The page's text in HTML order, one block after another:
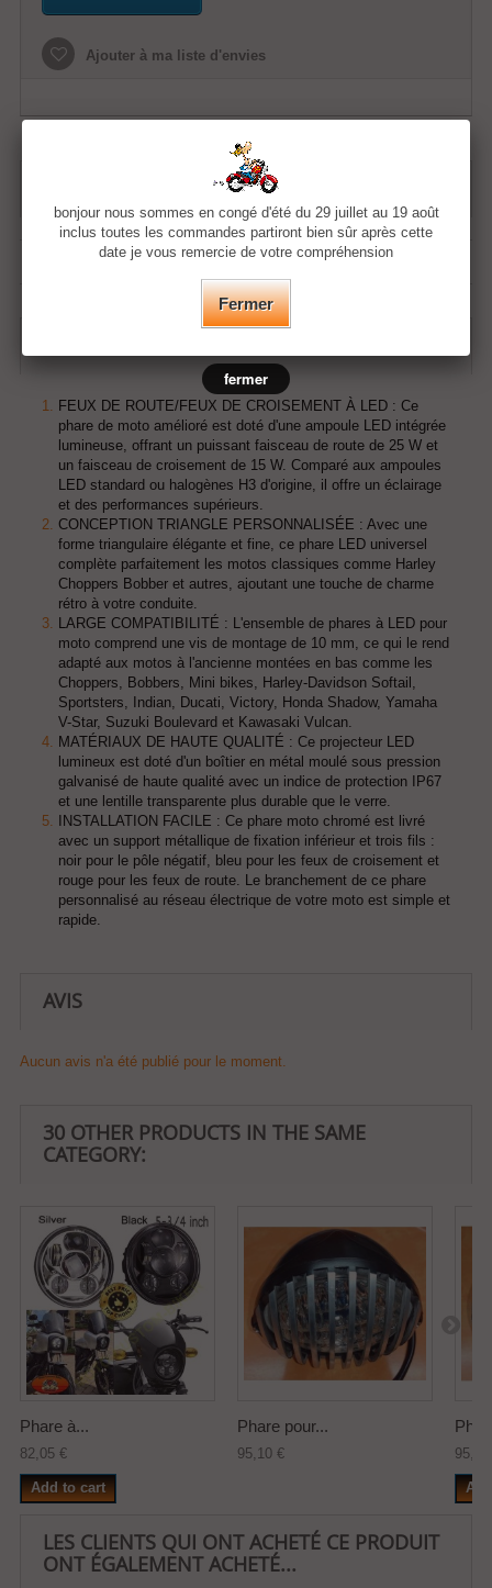
Ajouter à ma liste d'envies
Compositions Métal
FEUX DE ROUTE/FEUX DE CROISEMENT À LED : Ce
phare de moto amélioré est doté d'une ampoule LED intégrée
lumineuse, offrant un puissant faisceau de route de 25 W et
un faisceau de croisement de 15 W. Comparé aux ampoules
LED standard ou halogènes H3 d'origine, il offre un éclairage
et des performances supérieurs.
CONCEPTION TRIANGLE PERSONNALISÉE : Avec une
forme triangulaire élégante et fine, ce phare LED universel
complète parfaitement les motos classiques comme Harley
Choppers Bobber et autres, ajoutant une touche de charme
rétro à votre conduite.
LARGE COMPATIBILITÉ : L'ensemble de phares à LED pour
moto comprend une vis de montage de 10 mm, ce qui le rend
adapté aux motos à l'ancienne montées en bas comme les
Choppers, Bobbers, Mini bikes, Harley-Davidson Softail,
Sportsters, Indian, Ducati, Victory, Honda Shadow, Yamaha
V-Star, Suzuki Boulevard et Kawasaki Vulcan.
MATÉRIAUX DE HAUTE QUALITÉ : Ce projecteur LED
lumineux est doté d'un boîtier en métal moulé sous pression
galvanisé de haute qualité avec un indice de protection IP67
et une lentille transparente plus durable que le verre.
INSTALLATION FACILE : Ce phare moto chromé est livré
avec un support métallique de fixation inférieur et trois fils :
noir pour le pôle négatif, bleu pour les feux de croisement et
rouge pour les feux de route. Le branchement de ce phare
personnalisé au réseau électrique de votre moto est simple et
rapide.
AVIS
Aucun avis n'a été publié pour le moment.
30 OTHER PRODUCTS IN THE SAME
CATEGORY:
Phare à...
82,05 €
Add to cart
Phare pour...
95,10 €
LES CLIENTS QUI ONT ACHETÉ CE PRODUIT
ONT ÉGALEMENT ACHETÉ...
bonjour nous sommes en congé d'été du 29 juillet au 19 août
inclus toutes les commandes partiront bien sûr après cette
date je vous remercie de votre compréhension
Fermer
fermer